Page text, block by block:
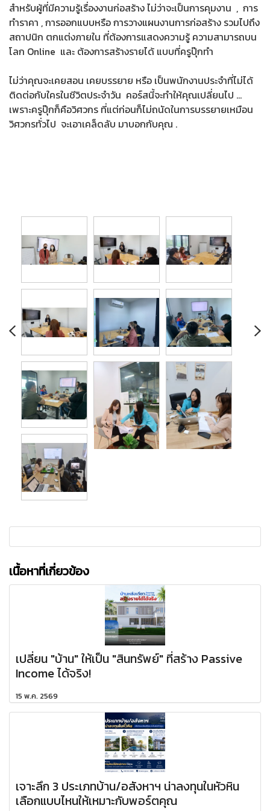
สำหรับผู้ที่มีความรู้เรื่องงานก่อสร้าง ไม่ว่าจะเป็นการคุมงาน , การ
ทำราคา , การออกแบบหรือ การวางแผนงานการก่อสร้าง รวมไปถึง
สถาปนิก ตกแต่งภายใน ที่ต้องการแสดงความรู้ ความสามารถบน
โลก Online และ ต้องการสร้างรายได้ แบบที่ครูปุ๊กทำ
ไม่ว่าคุณจะเคยสอน เคยบรรยาย หรือ เป็นพนักงานประจำที่ไม่ได้
ติดต่อกับใครในชีวิตประจำวัน คอร์สนี้จะทำให้คุณเปลี่ยนไป …
เพราะครูปุ๊กก็คือวิศวกร ที่แต่ก่อนก็ไม่ถนัดในการบรรยายเหมือน
วิศวกรทั่วไป จะเอาเคล็ดลับ มาบอกกับคุณ .
เนื้อหาที่เกี่ยวข้อง
เปลี่ยน "บ้าน" ให้เป็น "สินทรัพย์" ที่สร้าง Passive
Income ได้จริง!
15 พ.ค. 2569
เจาะลึก 3 ประเภทบ้าน/อสังหาฯ น่าลงทุนในหัวหิน
เลือกแบบไหนให้เหมาะกับพอร์ตคุณ